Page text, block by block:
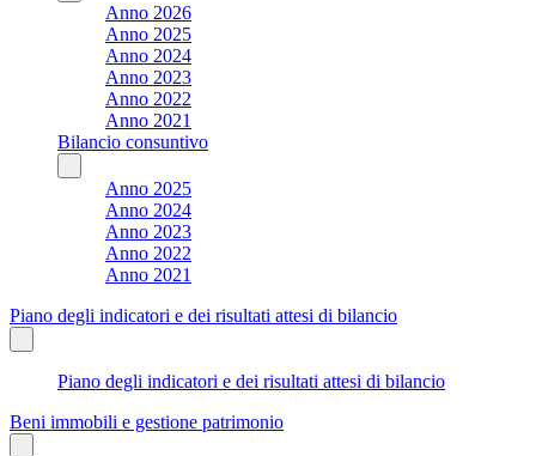
Anno 2026
Anno 2025
Anno 2024
Anno 2023
Anno 2022
Anno 2021
Bilancio consuntivo
Anno 2025
Anno 2024
Anno 2023
Anno 2022
Anno 2021
Piano degli indicatori e dei risultati attesi di bilancio
Piano degli indicatori e dei risultati attesi di bilancio
Beni immobili e gestione patrimonio